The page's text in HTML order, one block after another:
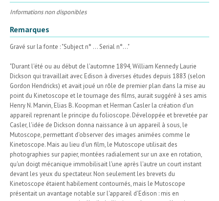
Informations non disponibles
Remarques
Gravé sur la fonte : "Subject n° ... Serial n°..."
"Durant l'été ou au début de l'automne 1894, William Kennedy Laurie
Dickson qui travaillait avec Edison à diverses études depuis 1883 (selon
Gordon Hendricks) et avait joué un rôle de premier plan dans la mise au
point du Kinetoscope et le tournage des films, aurait suggéré à ses amis
Henry N. Marvin, Elias B. Koopman et Herman Casler la création d'un
appareil reprenant le principe du folioscope. Développée et brevetée par
Casler, l'idée de Dickson donna naissance à un appareil à sous, le
Mutoscope, permettant d'observer des images animées comme le
Kinetoscope. Mais au lieu d'un film, le Mutoscope utilisait des
photographies sur papier, montées radialement sur un axe en rotation,
qu'un doigt mécanique immobilisait l'une après l'autre un court instant
devant les yeux du spectateur. Non seulement les brevets du
Kinetoscope étaient habilement contournés, mais le Mutoscope
présentait un avantage notable sur l'appareil d'Edison : mis en